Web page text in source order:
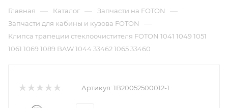
Главная — Каталог — Запчасти на FOTON —
Запчасти для кабины и кузова FOTON —
Клипса трапеции стеклоочистителя FOTON 1041 1049 1051
1061 1069 1089 BAW 1044 33462 1065 33460
Артикул: 1B20052500012-1